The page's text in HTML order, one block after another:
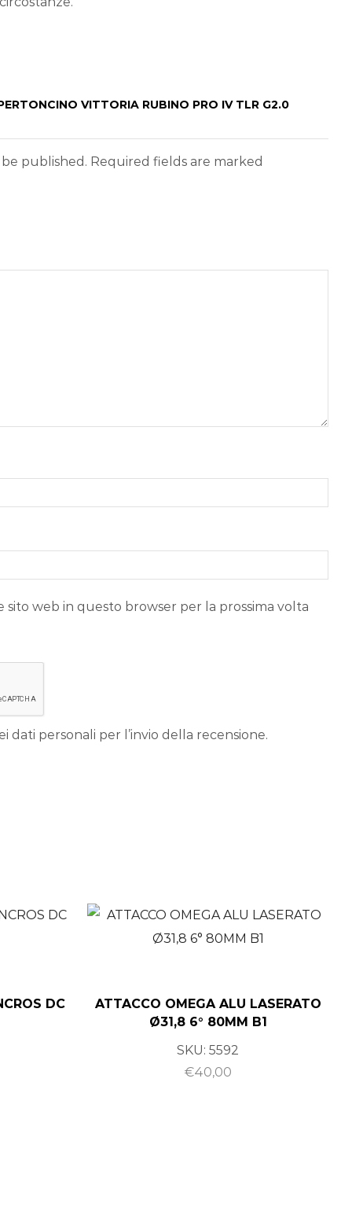
VITTORIA RUBINO PRO IV TLR G2.0
published. Required fields are marked
sito web in questo browser per la prossima volta
personali per l’invio della recensione.
DC
ATTACCO OMEGA ALU LASERATO
Ø31,8 6° 80MM B1
SKU:5592
€40,00